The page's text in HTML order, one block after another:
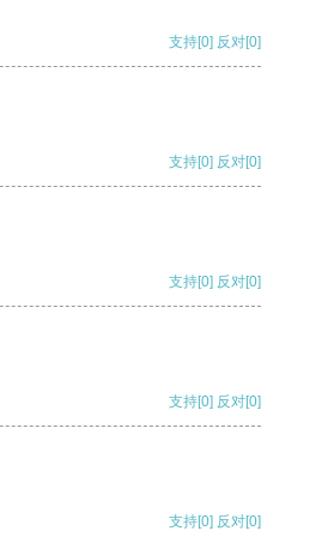
支持[0] 反对[0]
支持[0] 反对[0]
支持[0] 反对[0]
支持[0] 反对[0]
支持[0] 反对[0]